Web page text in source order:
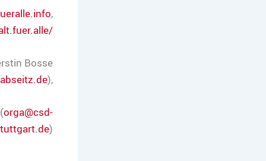
,
Bosse
),
orga@csd-
)